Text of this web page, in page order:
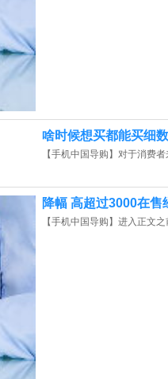
啥时候想买都能买细
【手机中国导购】对于消费
降幅 高超过3000在
【手机中国导购】进入正文